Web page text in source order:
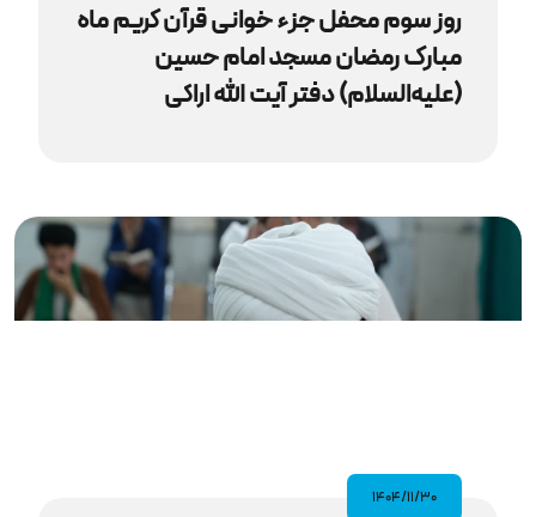
روز سوم محفل جزء خوانی قرآن کریم ماه
مبارک رمضان مسجد امام حسین
(علیه‌السلام) دفتر آیت‌ الله اراکی
۱۴۰۴/۱۱/۳۰